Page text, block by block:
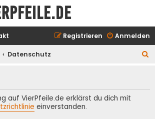
Anmelden
Registrieren
Datenschutz
h
auf VierPfeile.de erklärst du dich mit
einverstanden.